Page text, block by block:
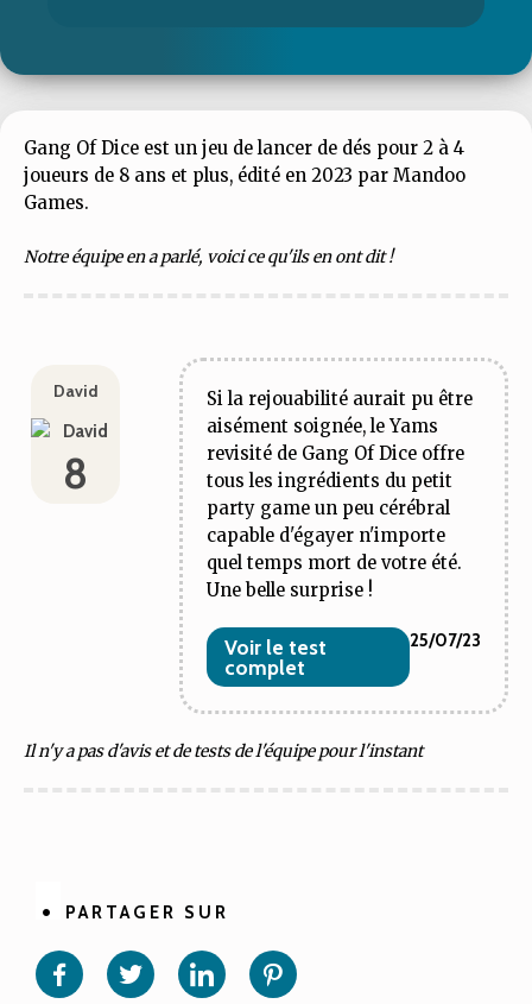
Gang Of Dice est un jeu de lancer de dés pour 2 à 4
joueurs de 8 ans et plus, édité en 2023 par Mandoo
Games.
Notre équipe en a parlé, voici ce qu'ils en ont dit !
David
8
Si la rejouabilité aurait pu être
aisément soignée, le Yams
revisité de Gang Of Dice offre
tous les ingrédients du petit
party game un peu cérébral
capable d'égayer n'importe
quel temps mort de votre été.
Une belle surprise !
Voir le test
complet
25/07/23
Il n'y a pas d'avis et de tests de l'équipe pour l'instant
PARTAGER SUR
Partager
sur
Partager
sur sur